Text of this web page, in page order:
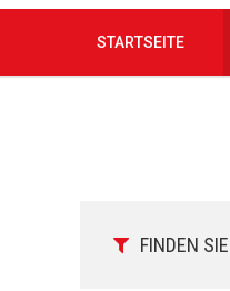
STARTSEITE
FINDEN